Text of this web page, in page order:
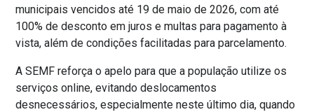
municipais vencidos até 19 de maio de 2026, com até
100% de desconto em juros e multas para pagamento à
vista, além de condições facilitadas para parcelamento.
A SEMF reforça o apelo para que a população utilize os
serviços online, evitando deslocamentos
desnecessários, especialmente neste último dia, quando